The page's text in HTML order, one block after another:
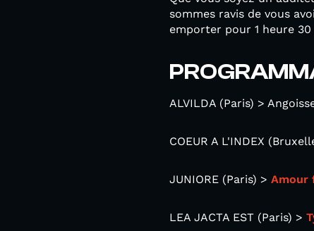
sommes ravis de vous
emporter pour 1 heure
ALVILDA (Paris) >
COEUR A L'INDEX
JUNIORE (Paris) > Amour
LEA JACTA EST (Paris) >